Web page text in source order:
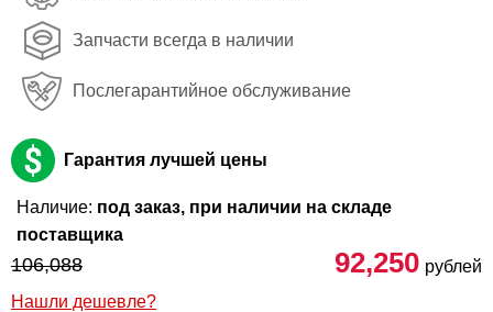
Запчасти всегда в наличии
Послегарантийное обслуживание
Гарантия лучшей цены
Наличие: под заказ, при наличии на складе
поставщика
106,088 92,250 рублей
Нашли дешевле?